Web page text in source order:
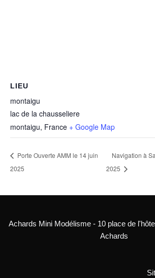
LIEU
montaigu
lac de la chausseliere
montaigu, France + Google Map
Porte Ouverte AMM le 14 juin
2025
Navigation à
2025
Achards Mini Modélisme - 10 place de
Achards